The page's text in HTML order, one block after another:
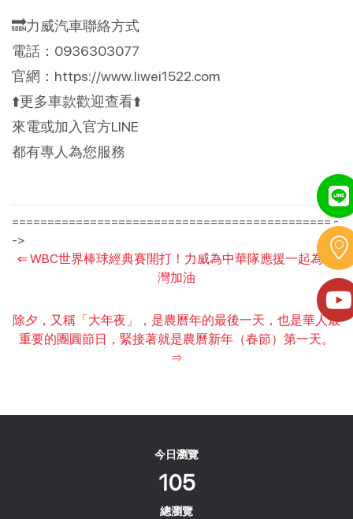
🔜力威汽車聯絡方式
電話：0936303077
官網：https://www.liwei1522.com
⬆️更多車款歡迎查看⬆️
來電或加入官方LINE
都有專人為您服務
============================================= -
->
⇐WBC世界棒球經典賽開打！力威為中華隊應援一起為台
灣加油
除夕，又稱「大年夜」，是農曆年的最後一天，也是華人最
重要的團圓節日，緊接著就是農曆新年（春節）第一天。
⇒
今日瀏覽
105
總瀏覽